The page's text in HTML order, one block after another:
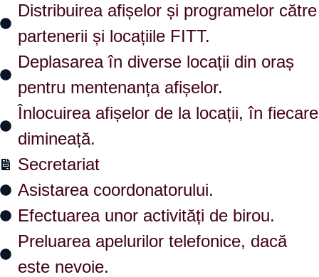
Distribuirea afișelor și programelor către
partenerii și locațiile FITT.
Deplasarea în diverse locații din oraș
pentru mentenanța afișelor.
Înlocuirea afișelor de la locații, în fiecare
dimineață.
Secretariat
Asistarea coordonatorului.
Efectuarea unor activități de birou.
Preluarea apelurilor telefonice, dacă
este nevoie.